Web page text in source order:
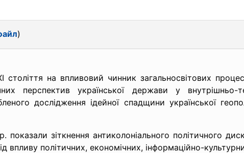
)
на впливовий чинник загальносвітових
перспектив української держави у внутрішньо-
дослідження ідейної спадщини української
зіткнення антиколоніального політичного
впливу політичних, економічних, інформаційно-